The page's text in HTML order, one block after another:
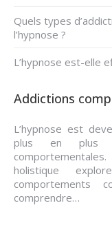
Quels types
l’hypnose ?
L’hypnose est-elle
Addictions
L’hypnose est
plus en plus
holistique
comportements
comprendre…